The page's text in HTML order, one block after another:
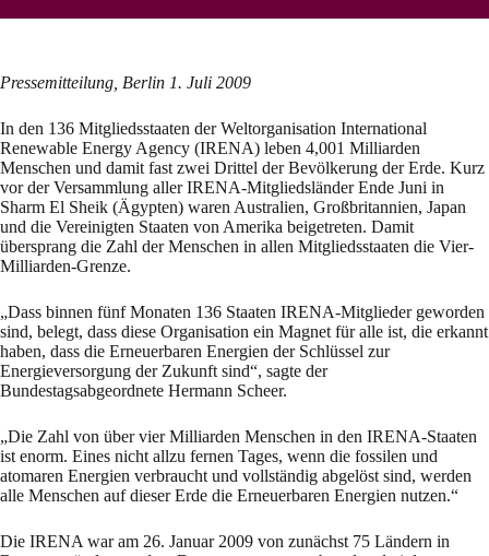
Pressemitteilung, Berlin 1. Juli 2009
In den 136 Mitgliedsstaaten der Weltorganisation International
Renewable Energy Agency (IRENA) leben 4,001 Milliarden
Menschen und damit fast zwei Drittel der Bevölkerung der Erde. Kurz
vor der Versammlung aller IRENA-Mitgliedsländer Ende Juni in
Sharm El Sheik (Ägypten) waren Australien, Großbritannien, Japan
und die Vereinigten Staaten von Amerika beigetreten. Damit
übersprang die Zahl der Menschen in allen Mitgliedsstaaten die Vier-
Milliarden-Grenze.
„Dass binnen fünf Monaten 136 Staaten IRENA-Mitglieder geworden
sind, belegt, dass diese Organisation ein Magnet für alle ist, die erkannt
haben, dass die Erneuerbaren Energien der Schlüssel zur
Energieversorgung der Zukunft sind“, sagte der
Bundestagsabgeordnete Hermann Scheer.
„Die Zahl von über vier Milliarden Menschen in den IRENA-Staaten
ist enorm. Eines nicht allzu fernen Tages, wenn die fossilen und
atomaren Energien verbraucht und vollständig abgelöst sind, werden
alle Menschen auf dieser Erde die Erneuerbaren Energien nutzen.“
Die IRENA war am 26. Januar 2009 von zunächst 75 Ländern in